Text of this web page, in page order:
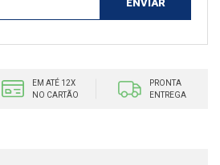
EM ATÉ 12X
NO CARTÃO
PRONTA
ENTREGA